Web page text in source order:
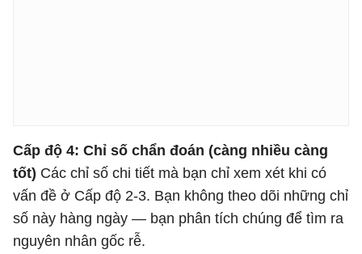
Cấp độ 4: Chỉ số chẩn đoán (càng nhiều càng
tốt) Các chỉ số chi tiết mà bạn chỉ xem xét khi có
vấn đề ở Cấp độ 2-3. Bạn không theo dõi những chỉ
số này hàng ngày — bạn phân tích chúng để tìm ra
nguyên nhân gốc rễ.